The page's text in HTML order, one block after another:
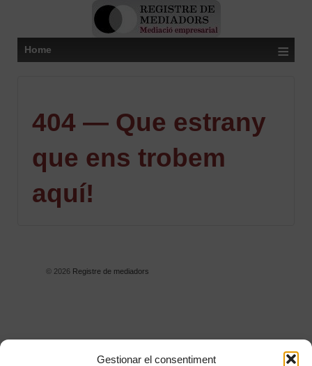
Gestionar el consentiment
Home ≡
404 — Que estrany
que ens trobem
aquí!
© 2026Registre de mediadors